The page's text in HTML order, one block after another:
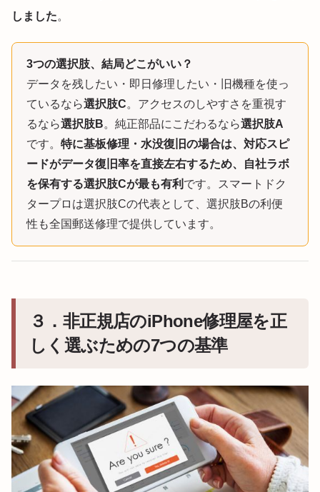
しました。
3つの選択肢、結局どこがいい？
データを残したい・即日修理したい・旧機種を使っ
ているなら選択肢C。アクセスのしやすさを重視す
るなら選択肢B。純正部品にこだわるなら選択肢A
です。 特に基板修理・水没復旧の場合は、対応スピ
ードがデータ復旧率を直接左右するため、自社ラボ
を保有する選択肢Cが最も有利 です。スマートドク
タープロは選択肢Cの代表として、選択肢Bの利便
性も全国郵送修理で提供しています。
３．非正規店のiPhone修理屋を正
しく選ぶための7つの基準